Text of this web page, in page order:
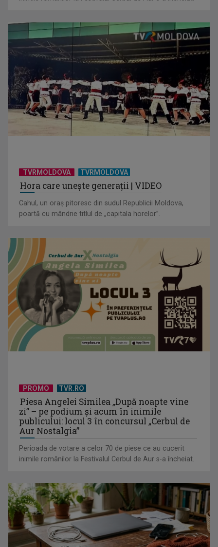
Visul începe la „Vedeta Familiei”! Au început înscrierile
Octavian Cotescu, în rolul maiorului Vigu, pus să rezolve
misterul unei ...
„Brazilia – întoarcerea la pădure”: salvarea vine din
înţelepciunea veche, ...
România, pe primul loc în clasamentul mondial al consumului
Hora care unește generații | VIDEO
Cahul, un oraș pitoresc din sudul Republicii Moldova,
poartă cu mândrie titlul de „capitala horelor”.
Piesa Angelei Similea „După noapte vine
zi” – pe podium şi acum în inimile
publicului: locul 3 în concursul „Cerbul de
Aur Nostalgia”
Perioada de votare a celor 70 de piese ce au cucerit
inimile românilor la Festivalul Cerbul de Aur s-a încheiat.